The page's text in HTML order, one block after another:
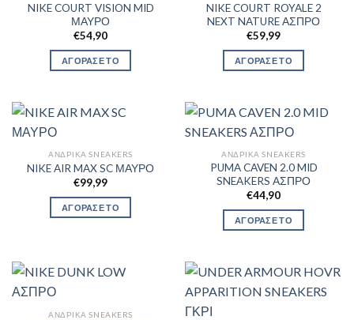
NIKE COURT VISION MID
ΜΑΥΡΟ
€54,90
ΑΓΟΡΑΣΕ ΤΟ
NIKE COURT ROYALE 2
NEXT NATURE ΑΣΠΡΟ
€59,99
ΑΓΟΡΑΣΕ ΤΟ
ΑΝΔΡΙΚΆ SNEAKERS
NIKE AIR MAX SC ΜΑΥΡΟ
€99,99
ΑΓΟΡΑΣΕ ΤΟ
ΑΝΔΡΙΚΆ SNEAKERS
PUMA CAVEN 2.0 MID
SNEAKERS ΑΣΠΡΟ
€44,90
ΑΓΟΡΑΣΕ ΤΟ
ΑΝΔΡΙΚΆ SNEAKERS